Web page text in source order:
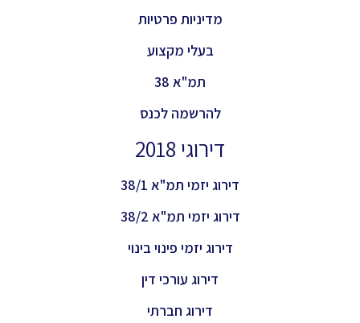
מדיניות פרטיות
בעלי מקצוע
תמ"א 38
להרשמה לכנס
דירוגי 2018
דירוג יזמי תמ"א 38/1
דירוג יזמי תמ"א 38/2
דירוג יזמי פינוי בינוי
דירוג עורכי דין
דירוג חברתי